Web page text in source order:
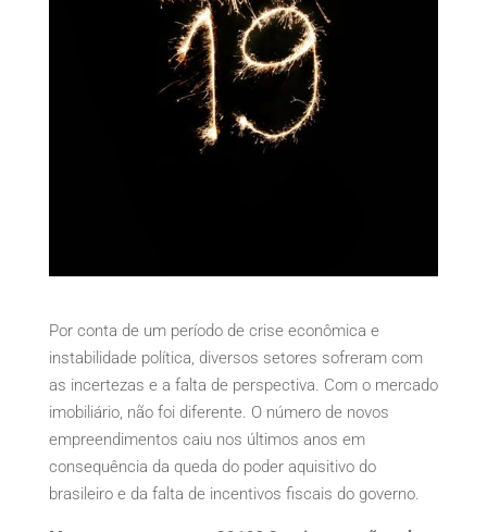
Por conta de um período de crise econômica e
instabilidade política, diversos setores sofreram com
as incertezas e a falta de perspectiva. Com o mercado
imobiliário, não foi diferente. O número de novos
empreendimentos caiu nos últimos anos em
consequência da queda do poder aquisitivo do
brasileiro e da falta de incentivos fiscais do governo.